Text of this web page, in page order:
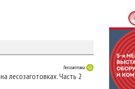
Лесозаготовка
лесозаготовках. Часть 2